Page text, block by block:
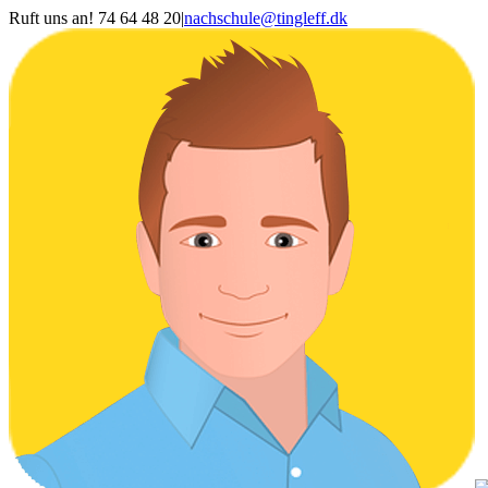
Skip
content
Ruft uns an! 74 64 48 20|nachschule@tingleff.dk
Viggo
26